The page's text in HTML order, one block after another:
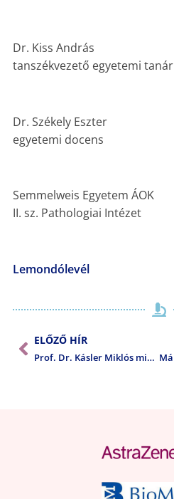
Dr. Kiss András
tanszékvezető egyetemi tanár
Dr. Székely Eszter
egyetemi docens
Semmelweis Egyetem ÁOK
II. sz. Pathologiai Intézet
Lemondólevél
ELŐZŐ HÍR
Prof. Dr. Kásler Miklós miniszter levele a „közös védekezés a koronavírus-járvány ellen”